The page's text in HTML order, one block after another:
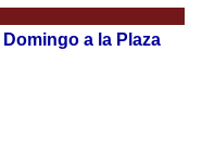
Domingo a la Plaza